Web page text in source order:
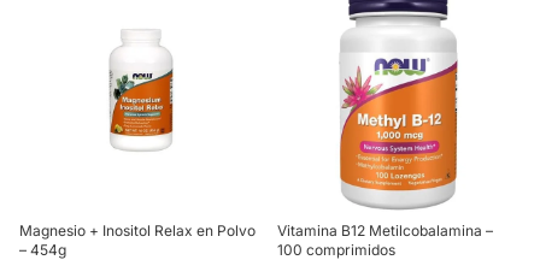
Magnesio + Inositol Relax en Polvo
– 454g
Vitamina B12 Metilcobalamina –
100 comprimidos